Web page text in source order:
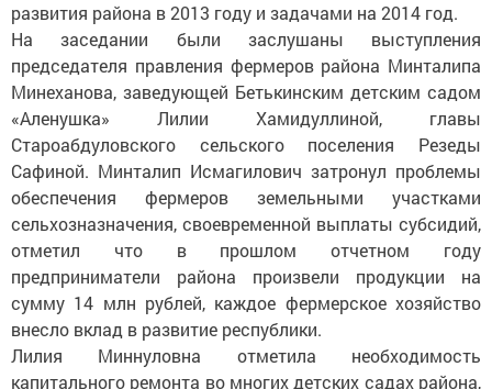
развития района в 2013 году и задачами на 2014 год.
На заседании были заслушаны выступления
председателя правления фермеров района Минталипа
Минеханова, заведующей Бетькинским детским садом
«Аленушка» Лилии Хамидуллиной, главы
Староабдуловского сельского поселения Резеды
Сафиной. Минталип Исмагилович затронул проблемы
обеспечения фермеров земельными участками
сельхозназначения, своевременной выплаты субсидий,
отметил что в прошлом отчетном году
предприниматели района произвели продукции на
сумму 14 млн рублей, каждое фермерское хозяйство
внесло вклад в развитие республики.
Лилия Миннуловна отметила необходимость
капитального ремонта во многих детских садах района,